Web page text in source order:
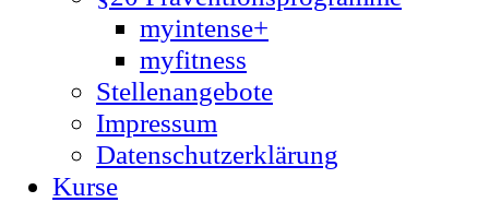
myintense+
myfitness
Stellenangebote
Impressum
Datenschutzerklärung
Kurse